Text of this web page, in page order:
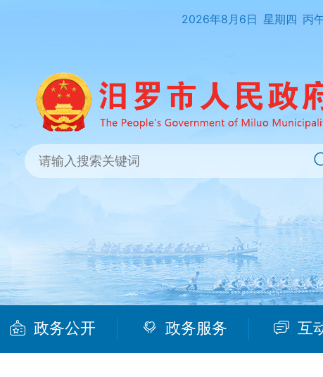
2026年8月6日 星期四 丙
政务公开 政务服务 互